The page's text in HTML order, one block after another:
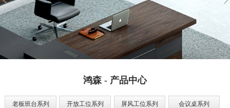
鸿森 - 产品中心
老板班台系列 开放工位系列 屏风工位系列 会议桌系列